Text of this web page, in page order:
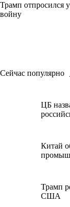
Трамп отпросился
войну
Сейчас популярно
ЦБ
Китай
Трамп
США